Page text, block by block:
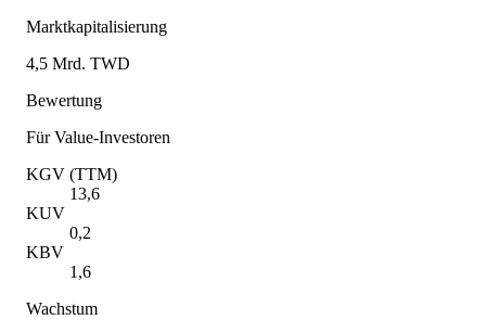
Marktkapitalisierung
4,5 Mrd. TWD
Bewertung
Für Value-Investoren
KGV (TTM)
13,6
KUV
0,2
KBV
1,6
Wachstum